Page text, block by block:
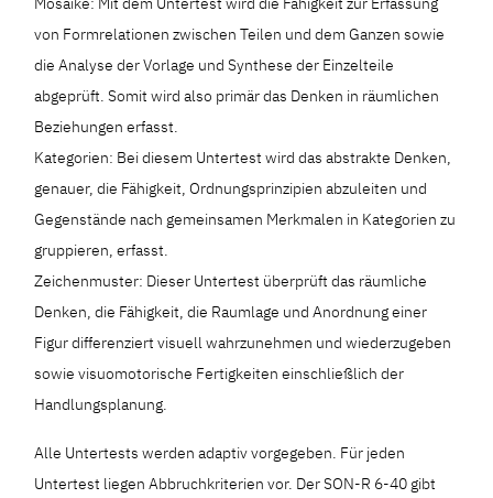
von Formrelationen zwischen Teilen und dem Ganzen sowie
die Analyse der Vorlage und Synthese der Einzelteile
abgeprüft. Somit wird also primär das Denken in räumlichen
Beziehungen erfasst.
Kategorien: Bei diesem Untertest wird das abstrakte Denken,
genauer, die Fähigkeit, Ordnungsprinzipien abzuleiten und
Gegenstände nach gemeinsamen Merkmalen in Kategorien zu
gruppieren, erfasst.
Zeichenmuster: Dieser Untertest überprüft das räumliche
Denken, die Fähigkeit, die Raumlage und Anordnung einer
Figur differenziert visuell wahrzunehmen und wiederzugeben
sowie visuomotorische Fertigkeiten einschließlich der
Handlungsplanung.
Alle Untertests werden adaptiv vorgegeben. Für jeden
Untertest liegen Abbruchkriterien vor. Der SON-R 6-40 gibt